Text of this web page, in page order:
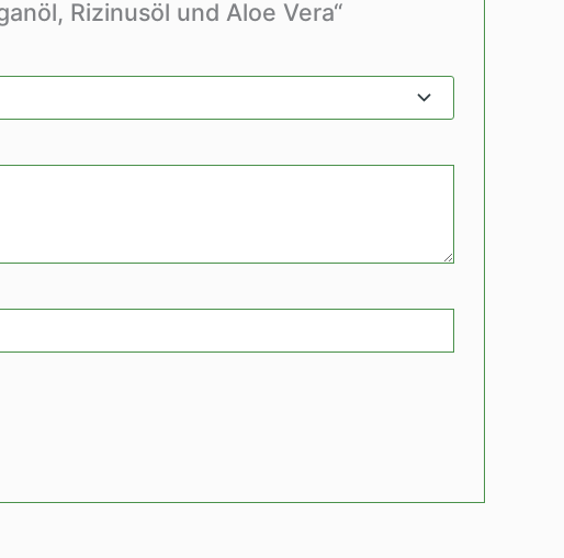
Rizinusöl und Aloe Vera“